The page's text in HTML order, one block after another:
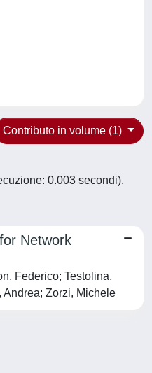
Contributo in volume (1)
0.003 secondi).
Network
Federico; Testolina,
Andrea; Zorzi, Michele